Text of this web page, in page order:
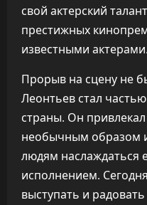
свой актерский
престижных
известными актерами.
Прорыв на сцену не
Леонтьев стал
страны. Он
необычным образом
людям наслаждаться
исполнением.
выступать и